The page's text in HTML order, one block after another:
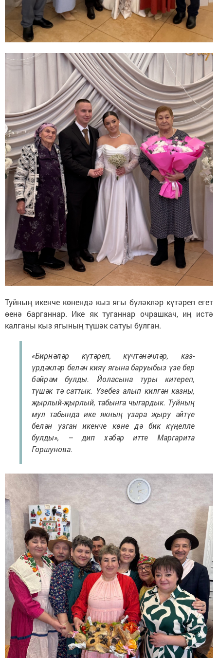
Туйның икенче көнендә кыз ягы бүләкләр күтәреп егет
өенә барганнар. Ике як туганнар очрашкач, иң истә
калганы кыз ягының түшәк сатуы булган.
«Бирнәләр күтәреп, күчтәнәчләр, каз-
үрдәкләр белән кияү ягына баруыбыз үзе бер
бәйрәм булды. Йоласына туры китереп,
түшәк тә саттык. Үзебез алып килгән казны,
җырлый-җырлый, табынга чыгардык. Туйның
мул табында ике якның үзара җыру әйтүе
белән узган икенче көне дә бик күңелле
булды», – дип хәбәр итте Маргарита
Горшунова.